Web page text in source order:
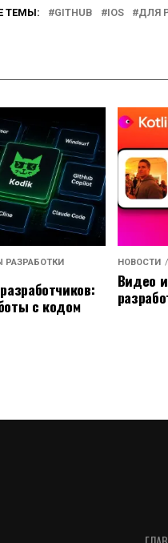
ТЕМЫ: GITHUB IOS ДЛЯ
РАЗРАБОТКИ
с кодом
НОВОСТИ
Видео